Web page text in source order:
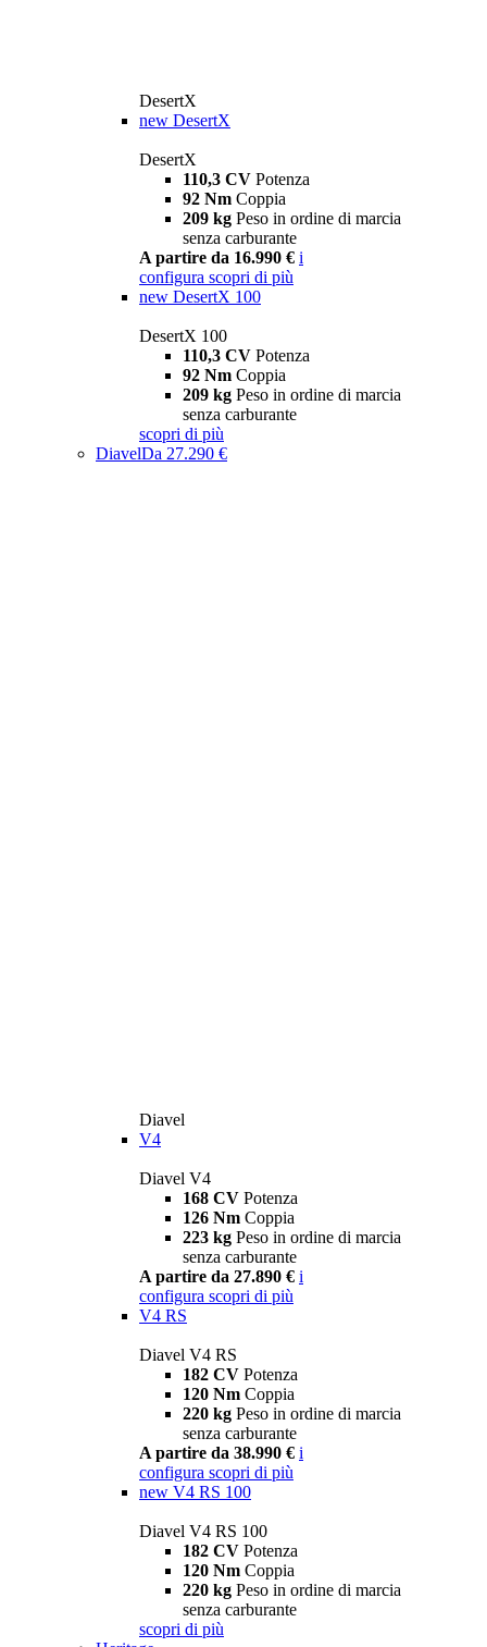
DesertX
new DesertX
DesertX
110,3 CV Potenza
92 Nm Coppia
209 kg Peso in ordine di marcia
senza carburante
A partire da 16.990 € i
configura scopri di più
new DesertX 100
DesertX 100
110,3 CV Potenza
92 Nm Coppia
209 kg Peso in ordine di marcia
senza carburante
scopri di più
DiavelDa 27.290 €
Diavel
V4
Diavel V4
168 CV Potenza
126 Nm Coppia
223 kg Peso in ordine di marcia
senza carburante
A partire da 27.890 € i
configura scopri di più
V4 RS
Diavel V4 RS
182 CV Potenza
120 Nm Coppia
220 kg Peso in ordine di marcia
senza carburante
A partire da 38.990 € i
configura scopri di più
new V4 RS 100
Diavel V4 RS 100
182 CV Potenza
120 Nm Coppia
220 kg Peso in ordine di marcia
senza carburante
scopri di più